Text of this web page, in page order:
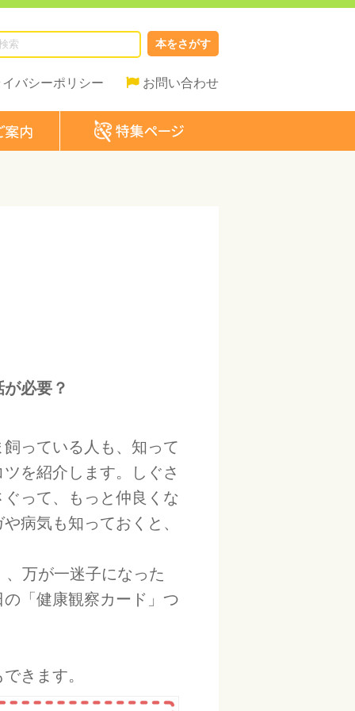
本をさがす
バシーポリシー お問い合わせ
必要？
っている人も、知って
を紹介します。しぐさ
って、もっと仲良くな
病気も知っておくと、
万が一迷子になった
「健康観察カード」つ
きます。